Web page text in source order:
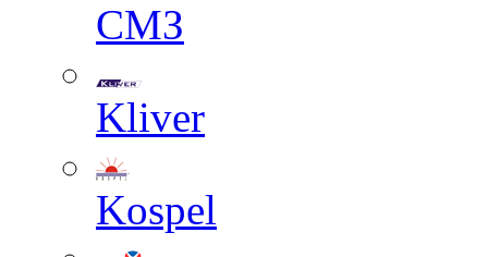
СМЗ
Kliver
Kospel